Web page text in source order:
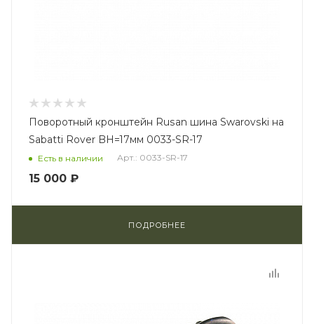
Поворотный кронштейн Rusan шина Swarovski на
Sabatti Rover BH=17мм 0033-SR-17
Есть в наличии Арт.: 0033-SR-17
15 000 ₽
ПОДРОБНЕЕ